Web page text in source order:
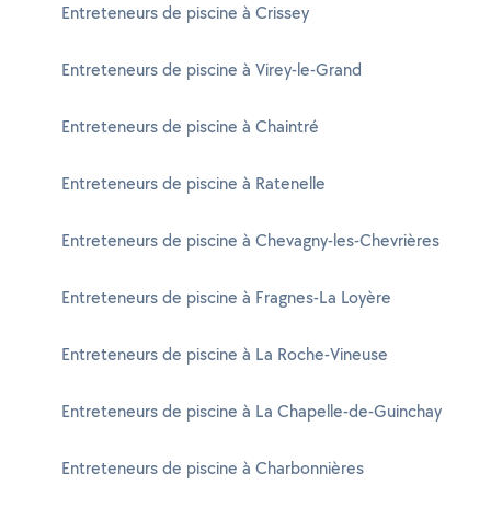
Entreteneurs de piscine à Crissey
Entreteneurs de piscine à Virey-le-Grand
Entreteneurs de piscine à Chaintré
Entreteneurs de piscine à Ratenelle
Entreteneurs de piscine à Chevagny-les-Chevrières
Entreteneurs de piscine à Fragnes-La Loyère
Entreteneurs de piscine à La Roche-Vineuse
Entreteneurs de piscine à La Chapelle-de-Guinchay
Entreteneurs de piscine à Charbonnières